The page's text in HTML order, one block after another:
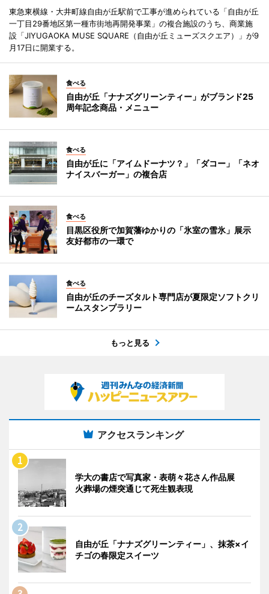
東急東横線・大井町線自由が丘駅前で工事が進められている「自由が丘
一丁目29番地区第一種市街地再開発事業」の複合施設のうち、商業施
設「JIYUGAOKA MUSE SQUARE（自由が丘ミューズスクエア）」が9
月17日に開業する。
食べる
自由が丘「ナナズグリーンティー」がブランド25
周年記念商品・メニュー
食べる
自由が丘に「アイムドーナツ？」「ダコー」「ネオ
ナイスバーガー」の複合店
食べる
目黒区役所で加賀藩ゆかりの「氷室の雪氷」展示
友好都市の一環で
食べる
自由が丘のチーズタルト専門店が夏限定ソフトクリ
ームスタンプラリー
もっと見る
アクセスランキング
学大の書店で写真家・表萌々花さん作品展
火葬場の煙突通じて死生観表現
自由が丘「ナナズグリーンティー」、抹茶×イ
チゴの春限定スイーツ